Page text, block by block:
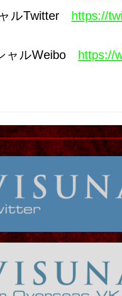
ルTwitter
https://
ャルWeibo
https://